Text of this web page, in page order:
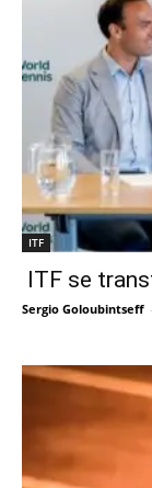
ITF
ITF se
Sergio Goloubintseff -